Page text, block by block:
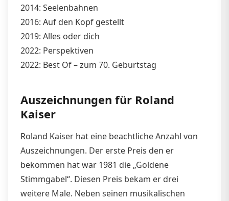
2014: Seelenbahnen
2016: Auf den Kopf gestellt
2019: Alles oder dich
2022: Perspektiven
2022: Best Of – zum 70. Geburtstag
Auszeichnungen für Roland
Kaiser
Roland Kaiser hat eine beachtliche Anzahl von
Auszeichnungen. Der erste Preis den er
bekommen hat war 1981 die „Goldene
Stimmgabel“. Diesen Preis bekam er drei
weitere Male. Neben seinen musikalischen